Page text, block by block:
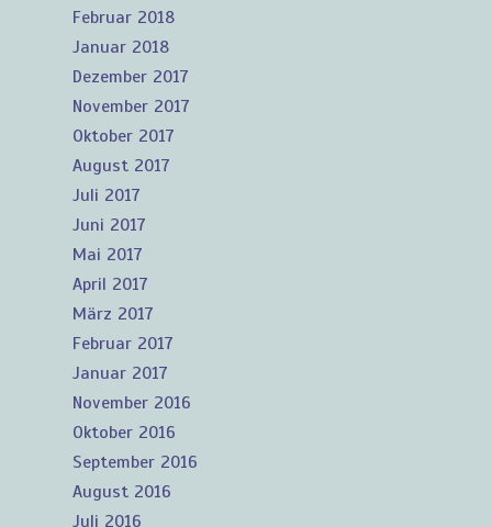
Februar 2018
Januar 2018
Dezember 2017
November 2017
Oktober 2017
August 2017
Juli 2017
Juni 2017
Mai 2017
April 2017
März 2017
Februar 2017
Januar 2017
November 2016
Oktober 2016
September 2016
August 2016
Juli 2016